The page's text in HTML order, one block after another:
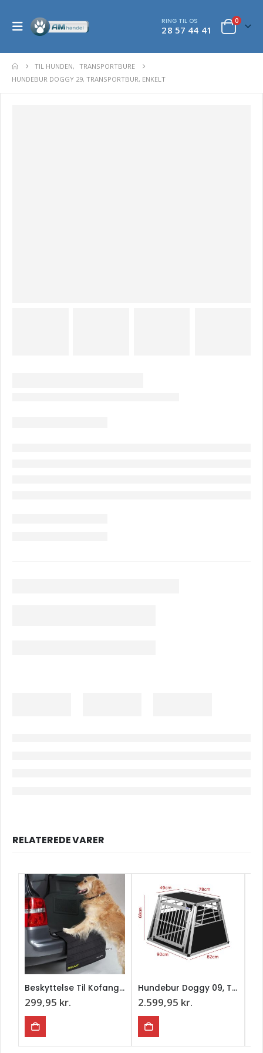
RING TIL OS
28 57 44 41
0
TIL HUNDEN,
TRANSPORTBURE
HUNDEBUR DOGGY 29, TRANSPORTBUR, ENKELT
RELATEREDE VARER
Beskyttelse Til Kofangeren 80 cm.
299,95 kr.
Hundebur Doggy 09, Transportbur, Enkelt
2.599,95 kr.